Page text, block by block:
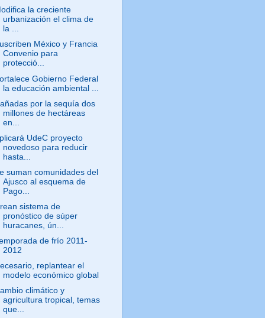
la creciente
urbanización el clima de
la ...
México y Francia
Convenio para
protecció...
Gobierno Federal
la educación ambiental ...
por la sequía dos
millones de hectáreas
en...
UdeC proyecto
novedoso para reducir
hasta...
suman comunidades del
Ajusco al esquema de
Pago...
sistema de
pronóstico de súper
huracanes, ún...
de frío 2011-
2012
replantear el
modelo económico global
climático y
agricultura tropical, temas
que...